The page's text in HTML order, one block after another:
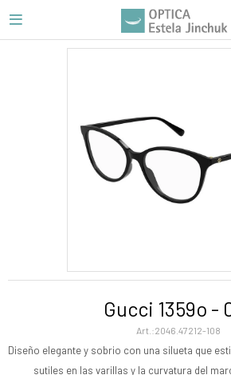

Gucci 1359o -
2046.47212-108
Diseño elegante y sobrio con una silueta que
sutiles en las varillas y la curvatura del